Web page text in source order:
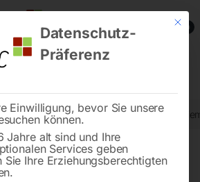
0
Keilriemen-Bohrmaschinen Elmag
Mit
Datenschutz-
Präferenz
Einwilligung, bevor Sie unsere
können.
Jahre alt sind und Ihre
Services geben
Sie Ihre Erziehungsberechtigten